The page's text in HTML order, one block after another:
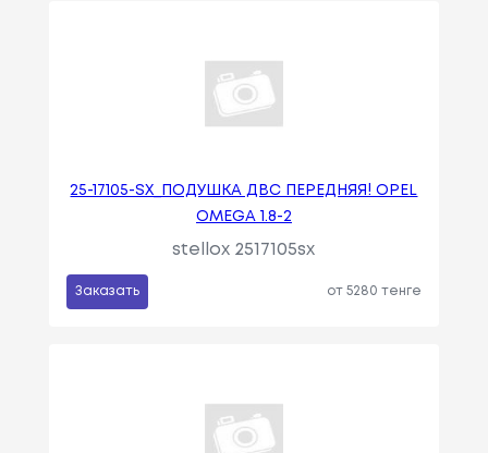
25-17105-SX_ПОДУШКА ДВС ПЕРЕДНЯЯ! OPEL
OMEGA 1.8-2
stellox 2517105sx
Заказать от 5280 тенге